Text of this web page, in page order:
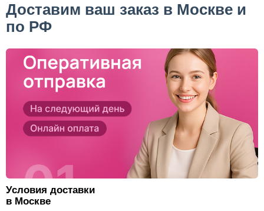
Доставим ваш заказ в Москве и
по РФ
Условия доставки
в Москве